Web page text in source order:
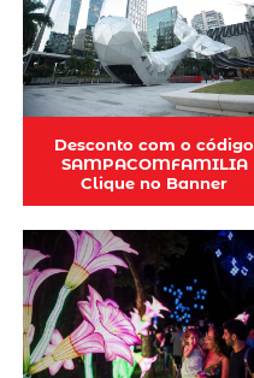
Desconto com o código
SAMPACOMFAMILIA
Clique no Banner